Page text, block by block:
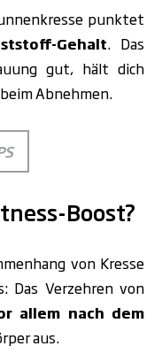
punktet
Gehalt. Das
gut, hält dich
beim Abnehmen.
Boost?
von Kresse
Das Verzehren von
allem nach dem
aus.